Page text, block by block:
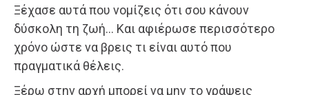
Ξέχασε αυτά που νομίζεις ότι σου κάνουν
δύσκολη τη ζωή… Και αφιέρωσε περισσότερο
χρόνο ώστε να βρεις τι είναι αυτό που
πραγματικά θέλεις.
Ξέρω στην αρχή μπορεί να μην το γράψεις